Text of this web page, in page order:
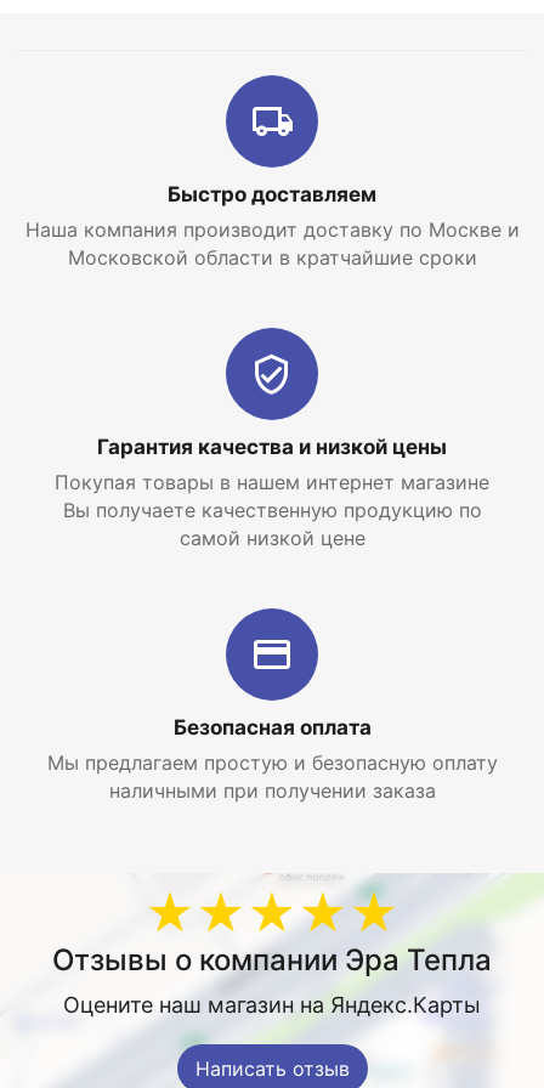
Быстро доставляем
Наша компания производит доставку по Москве и
Московской области в кратчайшие сроки
Гарантия качества и низкой цены
Покупая товары в нашем интернет магазине
Вы получаете качественную продукцию по
самой низкой цене
Безопасная оплата
Мы предлагаем простую и безопасную оплату
наличными при получении заказа
★★★★★
Отзывы о компании Эра Тепла
Оцените наш магазин на Яндекс.Карты
Написать отзыв